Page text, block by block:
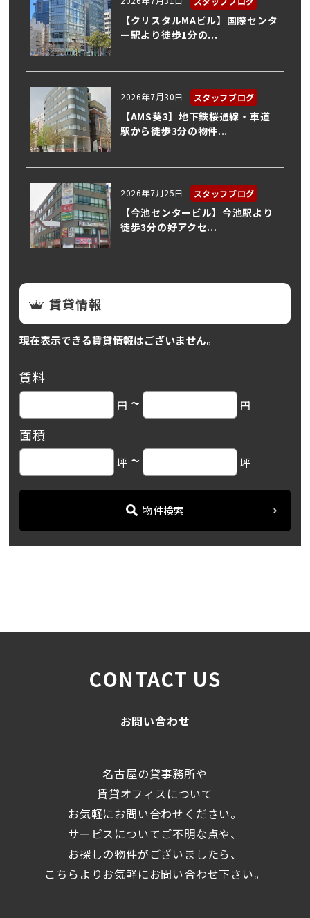
【クリスタルMAビル】国際センタ
ー駅より徒歩1分の...
2026年7月30日 スタッフブログ
【AMS葵3】地下鉄桜通線・車道
駅から徒歩3分の物件...
2026年7月25日 スタッフブログ
【今池センタービル】今池駅より
徒歩3分の好アクセ...
賃貸情報
現在表示できる賃貸情報はございません。
賃料
円 ~ 円
面積
坪 ~ 坪
物件検索
CONTACT US
お問い合わせ
名古屋の貸事務所や
賃貸オフィスについて
お気軽にお問い合わせください。
サービスについてご不明な点や、
お探しの物件がございましたら、
こちらよりお気軽にお問い合わせ下さい。